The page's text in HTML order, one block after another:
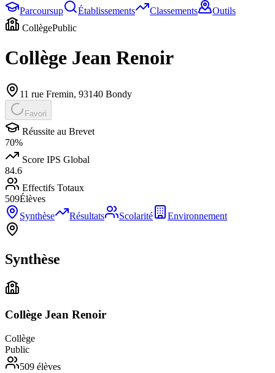
Parcoursup Établissements Classements
Outils
CollègePublic
Collège Jean Renoir
11 rue Fremin, 93140 Bondy
Favori
Réussite au Brevet
70%
Score IPS Global
84.6
Effectifs Totaux
509Élèves
Synthèse
Résultats Scolarité Environnement
Synthèse
Collège Jean Renoir
Collège
Public
509 élèves